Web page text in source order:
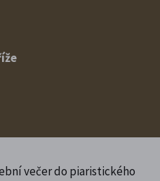
večer do piaristického